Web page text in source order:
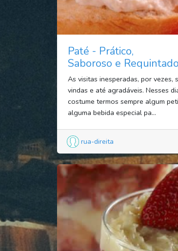
Paté - Prático,
Saboroso e Requintado
As visitas inesperadas, por vezes,
vindas e até agradáveis. Nesses
costume termos sempre algum
alguma bebida especial pa...
rua-direita